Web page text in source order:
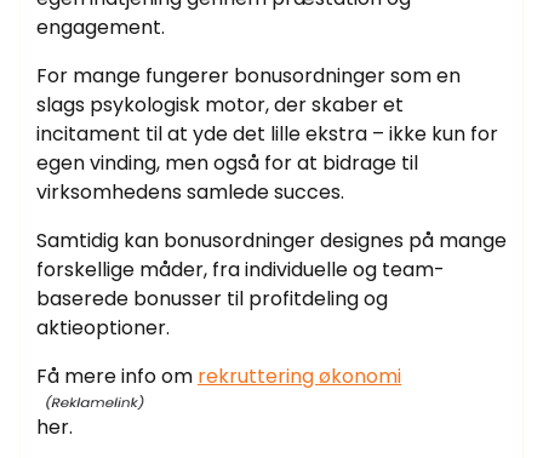
engagement.
For mange fungerer bonusordninger som en
slags psykologisk motor, der skaber et
incitament til at yde det lille ekstra – ikke kun for
egen vinding, men også for at bidrage til
virksomhedens samlede succes.
Samtidig kan bonusordninger designes på mange
forskellige måder, fra individuelle og team-
baserede bonusser til profitdeling og
aktieoptioner.
Få mere info om rekruttering økonomi
her.